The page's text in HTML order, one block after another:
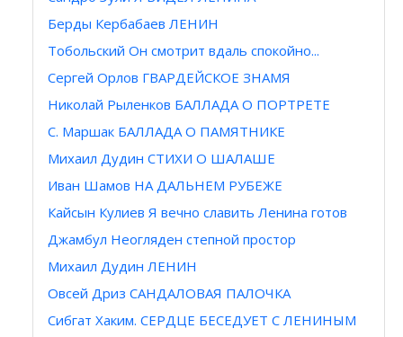
Берды Кербабаев ЛЕНИН
Тобольский Он смотрит вдаль спокойно...
Сергей Орлов ГВАРДЕЙСКОЕ ЗНАМЯ
Николай Рыленков БАЛЛАДА О ПОРТРЕТЕ
С. Maршак БАЛЛАДА О ПАМЯТНИКЕ
Михаил Дудин СТИХИ О ШАЛАШЕ
Иван Шамов НА ДАЛЬНЕМ РУБЕЖЕ
Кайсын Кулиев Я вечно славить Ленина готов
Джамбул Неогляден степной простор
Михаил Дудин ЛЕНИН
Овсей Дриз САНДАЛОВАЯ ПАЛОЧКА
Сибгат Хаким. СЕРДЦЕ БЕСЕДУЕТ С ЛЕНИНЫМ